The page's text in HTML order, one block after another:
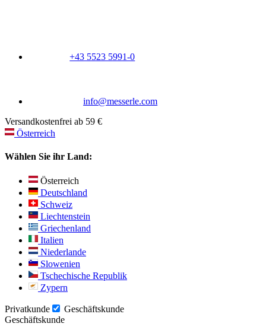
+43 5523 5991-0
info@messerle.com
Versandkostenfrei ab 59 €
Österreich
Wählen Sie ihr Land:
Österreich
Deutschland
Schweiz
Liechtenstein
Griechenland
Italien
Niederlande
Slowenien
Tschechische Republik
Zypern
Privatkunde
Geschäftskunde
Geschäftskunde